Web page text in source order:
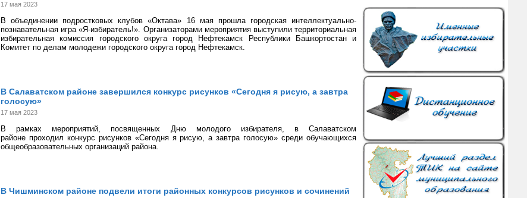
17 мая 2023
В объединении подростковых клубов «Октава» 16 мая прошла городская интеллектуально-
познавательная игра «Я-избиратель!». Организаторами мероприятия выступили территориальная
избирательная комиссия городского округа город Нефтекамск Республики Башкортостан и
Комитет по делам молодежи городского округа город Нефтекамск.
В Салаватском районе завершился конкурс рисунков «Сегодня я рисую, а завтра
голосую»
17 мая 2023
В рамках мероприятий, посвященных Дню молодого избирателя, в Салаватском
районе проходил конкурс рисунков «Сегодня я рисую, а завтра голосую» среди обучающихся
общеобразовательных организаций района.
В Чишминском районе подвели итоги районных конкурсов рисунков и сочинений